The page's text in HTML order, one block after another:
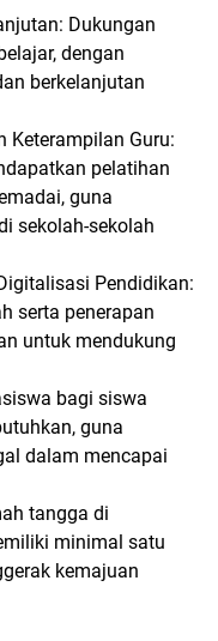
Dukungan
dengan
berkelanjutan
Keterampilan Guru:
pelatihan
guna
sekolah-sekolah
Pendidikan:
serta penerapan
untuk mendukung
bagi siswa
guna
dalam mencapai
tangga di
minimal satu
kemajuan